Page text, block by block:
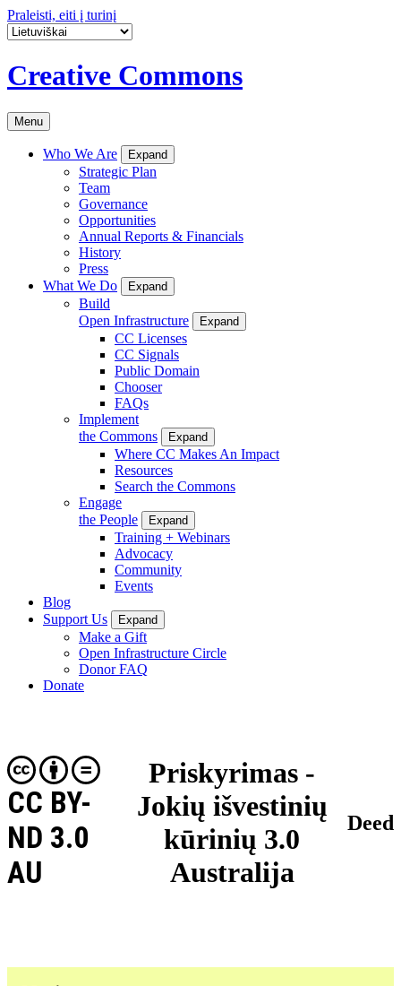
Praleisti, eiti į turinį
Creative Commons
Menu
Who We Are Expand
Strategic Plan
Team
Governance
Opportunities
Annual Reports & Financials
History
Press
What We Do
Expand
Build
Open Infrastructure
Expand
CC Licenses
CC Signals
Public Domain
Chooser
FAQs
Implement
the Commons
Expand
Where CC Makes An Impact
Resources
Search the Commons
Engage
the People
Expand
Training + Webinars
Advocacy
Community
Events
Blog
Support Us
Expand
Make a Gift
Open Infrastructure Circle
Donor FAQ
Donate
Priskyrimas -
Jokių išvestinių
kūrinių 3.0
Australija
CC BY-
ND 3.0
AU
Deed